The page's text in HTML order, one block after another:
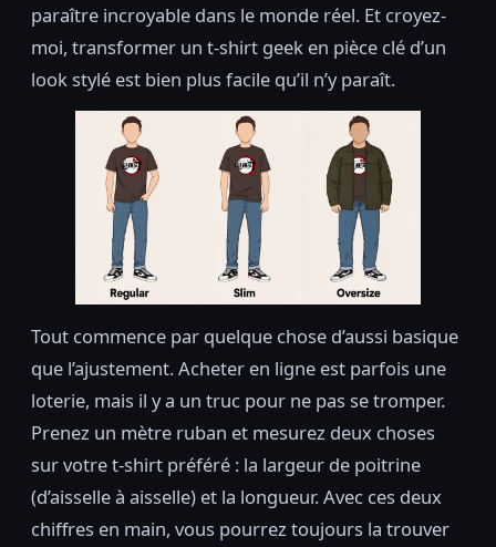
paraître incroyable dans le monde réel. Et croyez-
moi, transformer un t-shirt geek en pièce clé d’un
look stylé est bien plus facile qu’il n’y paraît.
Tout commence par quelque chose d’aussi basique
que l’ajustement. Acheter en ligne est parfois une
loterie, mais il y a un truc pour ne pas se tromper.
Prenez un mètre ruban et mesurez deux choses
sur votre t-shirt préféré : la largeur de poitrine
(d’aisselle à aisselle) et la longueur. Avec ces deux
chiffres en main, vous pourrez toujours la trouver